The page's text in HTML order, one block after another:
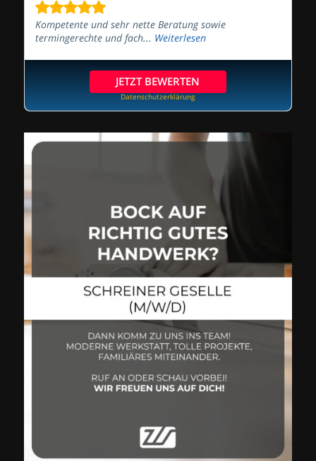
Kompetente und sehr nette Beratung sowie
termingerechte und fach... Weiterlesen
JETZT BEWERTEN
Datenschutzerklärung